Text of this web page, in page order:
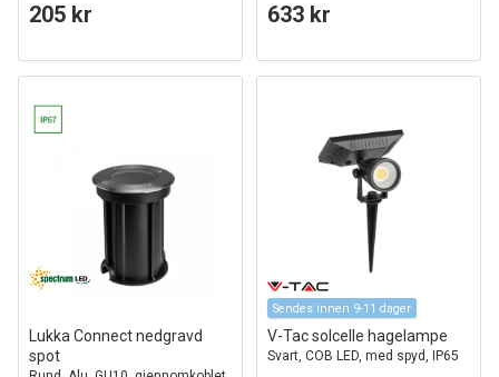
205 kr 633 kr
Lukka Connect nedgravd
spot
Sendes innen 9-11 dager
V-Tac solcelle hagelampe
Svart, COB LED, med spyd, IP65